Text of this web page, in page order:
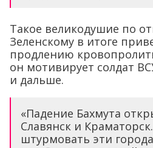
Такое великодушие по
Зеленскому в итоге
продлению
он мотивирует солдат
и дальше.
«Падение Бахмута
Славянск и
штурмовать эти